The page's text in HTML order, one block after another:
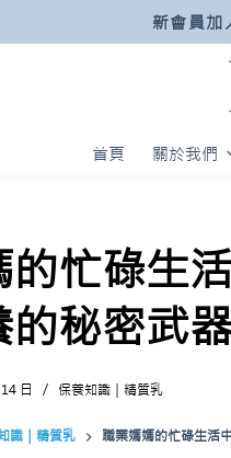
新會員
首頁 關於我們
的忙碌生
秘密武
日 保養知識｜精質乳
識｜精質乳 職業媽媽的忙碌生活